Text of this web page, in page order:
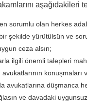
aşağıdakileri
sorumlu olan herkes
şekilde yürütülsün ve
ceza alsın;
ilgili önemli talepleri
avukatlarına düşmanca
ve davadaki